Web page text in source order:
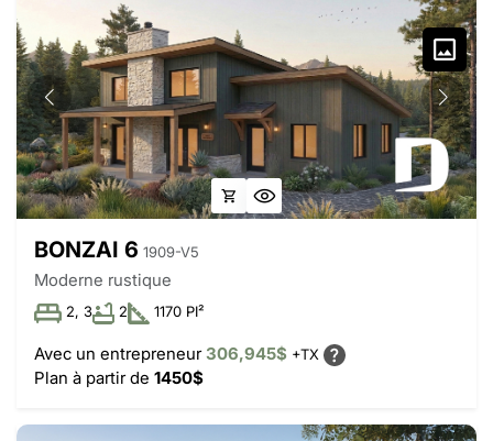
BONZAI 6 1909-V5
Moderne rustique
2, 3 2 1170 PI²
Avec un entrepreneur306,945$ +TX
Plan à partir de 1450$